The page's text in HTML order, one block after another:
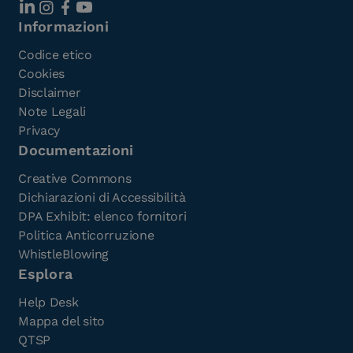
Informazioni
Codice etico
Cookies
Disclaimer
Note Legali
Privacy
Documentazioni
Creative Commons
Dichiarazioni di Accessibilità
DPA Exhibit: elenco fornitori
Politica Anticorruzione
WhistleBlowing
Esplora
Help Desk
Mappa del sito
QTSP